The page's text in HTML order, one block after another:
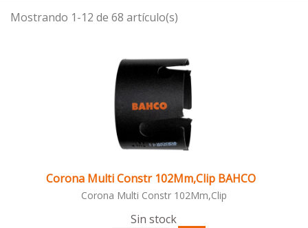
Mostrando 1-12 de 68 artículo(s)
Corona Multi Constr 102Mm,Clip BAHCO
Corona Multi Constr 102Mm,Clip
Sin stock